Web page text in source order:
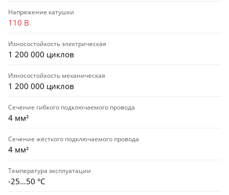
Напряжение катушки
110 В
Износостойкость электрическая
1 200 000 циклов
Износостойкость механическая
1 200 000 циклов
Сечение гибкого подключаемого провода
4 мм²
Сечение жёсткого подключаемого провода
4 мм²
Температура эксплуатации
-25…50 °C